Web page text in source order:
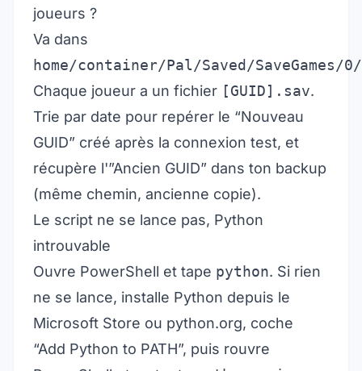
joueurs ?
Va dans
home/container/Pal/Saved/SaveGames/
Chaque joueur a un fichier [GUID].sav.
Trie par date pour repérer le “Nouveau
GUID” créé après la connexion test, et
récupère l'”Ancien GUID” dans ton backup
(même chemin, ancienne copie).
Le script ne se lance pas, Python
introuvable
Ouvre PowerShell et tape python. Si rien
ne se lance, installe Python depuis le
Microsoft Store ou python.org, coche
“Add Python to PATH”, puis rouvre